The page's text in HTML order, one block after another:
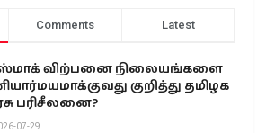
Comments Latest
விற்பனை நிலையங்களை
குறித்து தமிழக
பரிசீலனை?
07-29